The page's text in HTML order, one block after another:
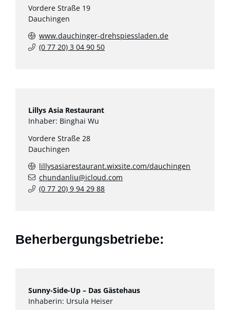
Vordere Straße 19
Dauchingen
www.dauchinger-drehspiessladen.de
(0 77 20) 3 04 90 50
Lillys Asia Restaurant
Inhaber: Binghai Wu
Vordere Straße 28
Dauchingen
lillysasiarestaurant.wixsite.com/dauchingen
chundanliu@icloud.com
(0 77 20) 9 94 29 88
Beherbergungsbetriebe:
Sunny-Side-Up – Das Gästehaus
Inhaberin: Ursula Heiser